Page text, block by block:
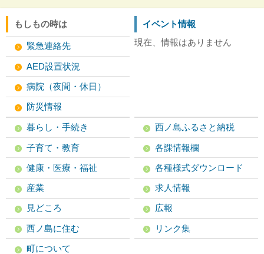
もしもの時は
緊急連絡先
AED設置状況
病院（夜間・休日）
防災情報
イベント情報
現在、情報はありません
暮らし・手続き
子育て・教育
健康・医療・福祉
産業
見どころ
西ノ島に住む
町について
西ノ島ふるさと納税
各課情報欄
各種様式ダウンロード
求人情報
広報
リンク集